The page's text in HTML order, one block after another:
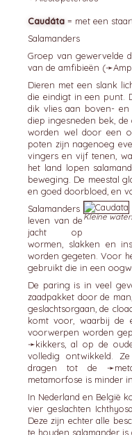
Caudáta = met een
Salamanders
Groep van gewervelde
van de amfibieën (➛
Dieren met een slank
die eindigt in een punt.
dik vlies aan boven-
diep ingesneden bek,
worden wel door een
poten zijn nagenoeg
vingers en vijf tenen,
het land lopen
beweging. De meestal
en goed doorbloed, en
Kleine
Salamanders
leven van de
jacht op
wormen, slakken en
worden gegeten. Voor
gebruikt die in een
De paring is in veel
zaadpakket door de
geslachtsorgaan, de
komt voor, waarbij de
voorwerpen worden
➛kikkers , al op de
volledig ontwikkeld.
dragen tot de ➛
metamorfose is minder
In Nederland en België
vier geslachten
Deze zijn echter alle
te houden salamander